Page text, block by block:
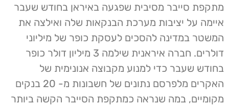
מתקפת סייבר מסיבית שפגעה באיראן בחודש שעבר
איימה על יציבות מערכת הבנקאות שלה ואילצה את
המשטר במדינה להסכים לעסקת כופר של מיליוני
דולרים. חברה איראנית שילמה 3 מיליון דולר כופר
בחודש שעבר כדי למנוע מקבוצה אנונימית של
האקרים מלפרסם נתונים של חשבונות מ- 20 בנקים
מקומיים, במה שנראה כמתקפת הסייבר הקשה ביותר